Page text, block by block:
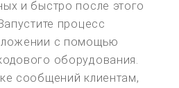
и быстро после этого
процесс
с помощью
оборудования.
сообщений клиентам,